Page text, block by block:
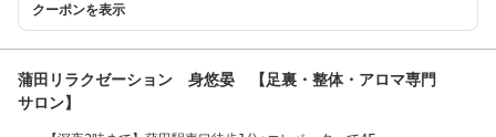
クーポンを表示
蒲田リラクゼーション 身悠晏 【足裏・整体・アロマ専門
サロン】